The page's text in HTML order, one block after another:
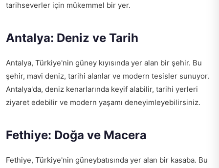
tarihseverler için mükemmel bir yer.
Antalya: Deniz ve Tarih
Antalya, Türkiye'nin güney kıyısında yer alan bir şehir. Bu
şehir, mavi deniz, tarihi alanlar ve modern tesisler sunuyor.
Antalya'da, deniz kenarlarında keyif alabilir, tarihi yerleri
ziyaret edebilir ve modern yaşamı deneyimleyebilirsiniz.
Fethiye: Doğa ve Macera
Fethiye, Türkiye'nin güneybatısında yer alan bir kasaba. Bu